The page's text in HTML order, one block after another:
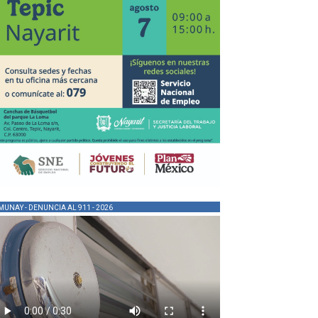
- DENUNCIA AL 911 - 2026